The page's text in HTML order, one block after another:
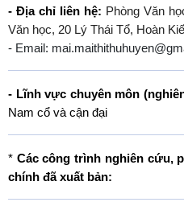
- Địa chỉ liên hệ: Phòng Văn
Văn học, 20 Lý Thái Tổ, Hoàn
- Email:
- Lĩnh vực chuyên môn
Nam cổ và cận đại
* Các công trình nghiên cứu,
chính đã xuất bản: